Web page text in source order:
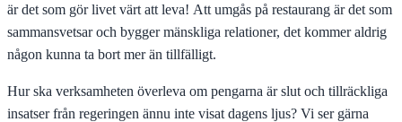
är det som gör livet värt att leva! Att umgås på restaurang är det som
sammansvetsar och bygger mänskliga relationer, det kommer aldrig
någon kunna ta bort mer än tillfälligt.
Hur ska verksamheten överleva om pengarna är slut och tillräckliga
insatser från regeringen ännu inte visat dagens ljus? Vi ser gärna